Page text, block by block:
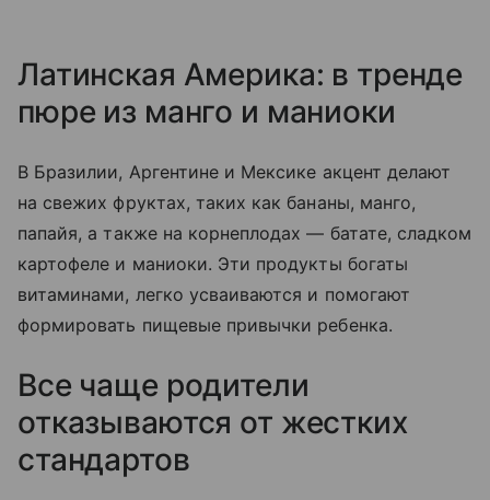
Латинская Америка: в тренде
пюре из манго и маниоки
В Бразилии, Аргентине и Мексике акцент делают
на свежих фруктах, таких как бананы, манго,
папайя, а также на корнеплодах — батате, сладком
картофеле и маниоки. Эти продукты богаты
витаминами, легко усваиваются и помогают
формировать пищевые привычки ребенка.
Все чаще родители
отказываются от жестких
стандартов